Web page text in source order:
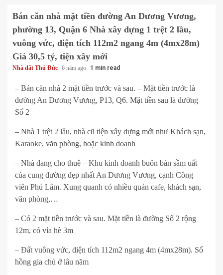
Bán căn nhà mặt tiền đường An Dương Vương,
phường 13, Quận 6 Nhà xây dựng 1 trệt 2 lầu,
vuông vức, diện tích 112m2 ngang 4m (4mx28m)
Giá 30,5 tỷ, tiện xây mới
Nhà đất Thủ Đức 6 năm ago 1 min read
– Bán căn nhà 2 mặt tiền trước và sau. – Mặt tiền trước là
đường An Dương Vương, P13, Q6. Mặt tiền sau là đường
Số 2
– Nhà 1 trệt 2 lầu, nhà cũ tiện xây dựng mới như Khách sạn,
Karaoke, văn phòng, hoặc kinh doanh
– Nhà đang cho thuê – Khu kinh doanh buôn bán sầm uất
của cung đường đẹp nhất An Dương Vương, cạnh Công
viên Phú Lâm. Xung quanh có nhiều quán cafe, khách sạn,
văn phòng,…
– Có 2 mặt tiền trước và sau. Mặt tiền là đường Số 2 rộng
12m, có vỉa hè 3m
– Đất vuông vức, diện tích 112m2 ngang 4m (4mx28m). Sổ
hồng gia chủ ở lâu năm